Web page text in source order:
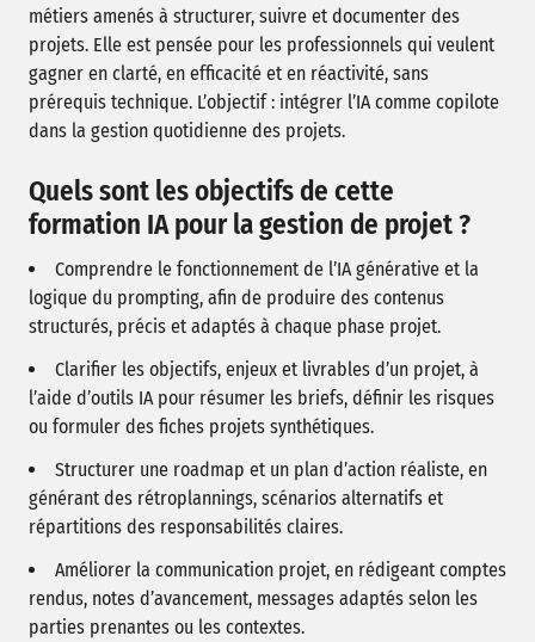
métiers amenés à structurer, suivre et documenter des
projets. Elle est pensée pour les professionnels qui veulent
gagner en clarté, en efficacité et en réactivité, sans
prérequis technique. L’objectif : intégrer l’IA comme copilote
dans la gestion quotidienne des projets.
Quels sont les objectifs de cette
formation IA pour la gestion de projet ?
Comprendre le fonctionnement de l’IA générative et la
logique du prompting, afin de produire des contenus
structurés, précis et adaptés à chaque phase projet.
Clarifier les objectifs, enjeux et livrables d’un projet, à
l’aide d’outils IA pour résumer les briefs, définir les risques
ou formuler des fiches projets synthétiques.
Structurer une roadmap et un plan d’action réaliste, en
générant des rétroplannings, scénarios alternatifs et
répartitions des responsabilités claires.
Améliorer la communication projet, en rédigeant comptes
rendus, notes d’avancement, messages adaptés selon les
parties prenantes ou les contextes.